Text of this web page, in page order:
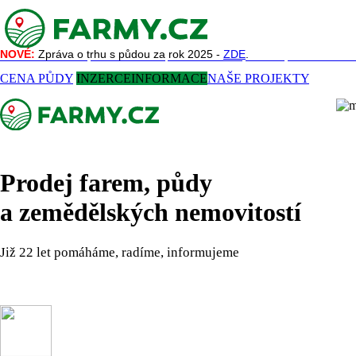
NAŠE SLUŽBY REFERENCE AKTUALITY O NÁS
NOVÉ: Zpráva o trhu s půdou za rok 2025 - ZDE
CENA PŮDY INZERCEINFORMACENAŠE PROJEKTY
NOVÉ: Zpráva o trhu s půdou za rok 2025 - ZDE
Prodej farem, půdy
a zemědělských nemovitostí
Již 22 let pomáháme, radíme, informujeme